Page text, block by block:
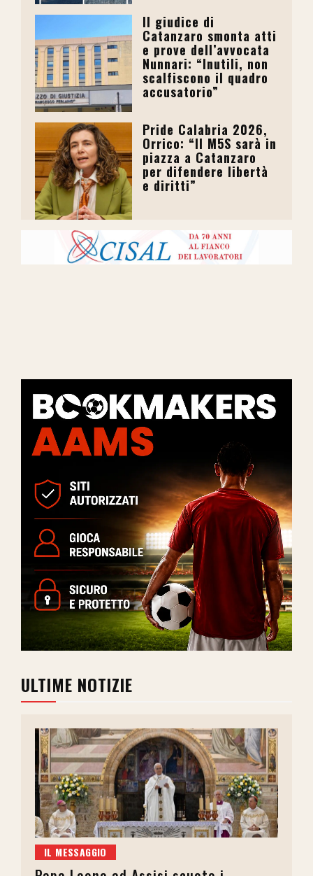
Il giudice di
Catanzaro smonta atti
e prove dell’avvocata
Nunnari: “Inutili, non
scalfiscono il quadro
accusatorio”
Pride Calabria 2026,
Orrico: “Il M5S sarà in
piazza a Catanzaro
per difendere libertà
e diritti”
ULTIME NOTIZIE
IL MESSAGGIO